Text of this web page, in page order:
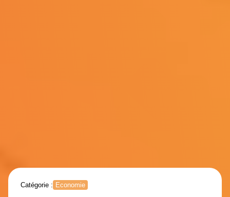
Catégorie : Economie